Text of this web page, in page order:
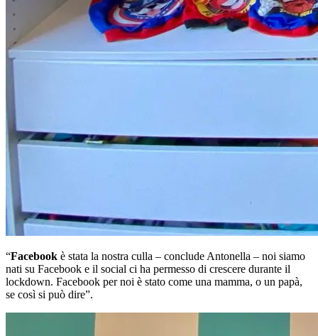
“Facebook è stata la nostra culla – conclude Antonella – noi siamo
nati su Facebook e il social ci ha permesso di crescere durante il
lockdown. Facebook per noi è stato come una mamma, o un papà,
se così si può dire”.